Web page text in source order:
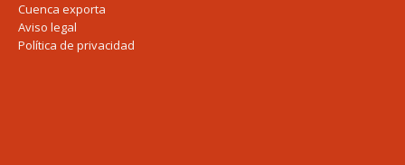
Cuenca exporta
Aviso legal
Política de privacidad